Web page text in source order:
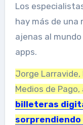
Los
hay más de una
ajenas al
apps.
Jorge
Medios de Pago,
billeteras